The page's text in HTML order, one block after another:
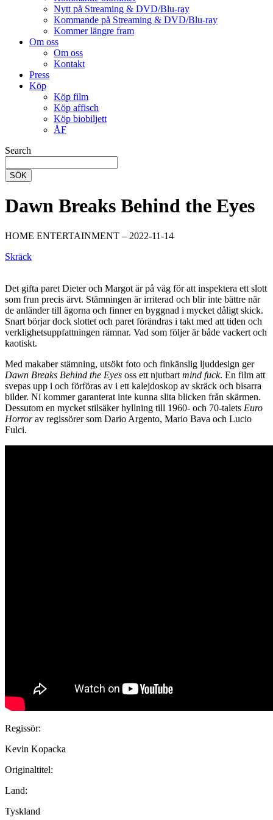
Nytt på Streaming & DVD/Blu-ray
Kommande på Streaming & DVD/Blu-ray
Kommer längre fram
Om oss
Om oss
Kontakt
Press
Köp
Köp film
Köp affisch
Köp biobiljett
ÅF
Search
SÖK
Dawn Breaks Behind the Eyes
HOME ENTERTAINMENT – 2022-11-14
Skräck
Det gifta paret Dieter och Margot är på väg för att inspektera ett slott
som frun precis ärvt. Stämningen är irriterad och blir inte bättre när
de anländer till ägorna och finner en byggnad i mycket dåligt skick.
Snart börjar dock slottet och paret förändras i takt med att tiden och
verklighetsuppfattningen rämnar. Vad som följer är både vackert och
kaotiskt.
Med makaber stämning, utsökt foto och finkänslig ljuddesign ger
Dawn Breaks Behind the Eyes oss ett njutbart mind fuck. En film att
svepas upp i och förföras av i ett kalejdoskop av skräck och bisarra
bilder. Ni kommer garanterat inte kunna slita blicken från skärmen.
Dessutom en mycket stilsäker hyllning till 1960- och 70-talets Euro
Horrorav regissörer som Dario Argento, Mario Bava och Lucio
Fulci.
Regissör:
Kevin Kopacka
Originaltitel:
Land:
Tyskland